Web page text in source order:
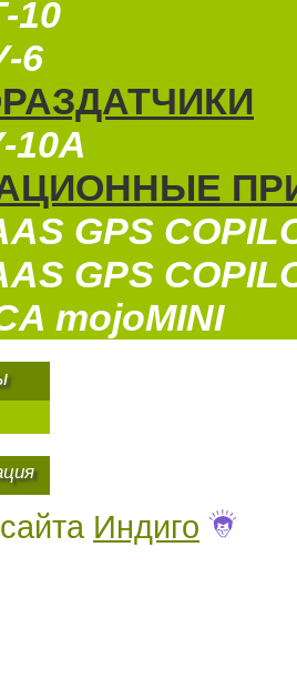
10
6
10А
GPS
GPS
mojoMINI
Индиго